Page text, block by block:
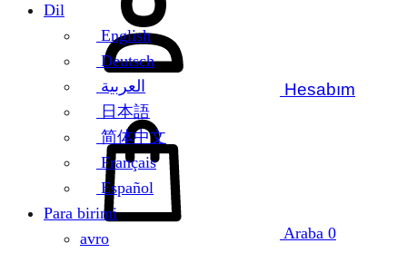
Hesabım
Araba 0
Dil
English
Deutsch
العربية
日本語
简体中文
Français
Español
Para birimi
avro